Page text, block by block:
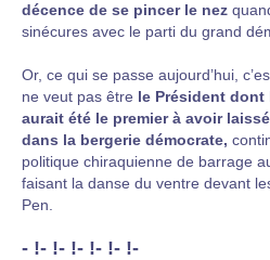
décence de se pincer le nez
sinécures avec le parti du grand
Or, ce qui se passe aujourd’hui,
ne veut pas être le Président dont
aurait été le premier à avoir
dans la bergerie démocrate,
politique chiraquienne de barrage
faisant la danse du ventre devant
Pen.
- !- !- !- !- !- !-